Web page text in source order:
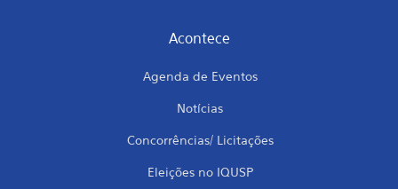
Acontece
Agenda de Eventos
Notícias
Concorrências/ Licitações
Eleições no IQUSP